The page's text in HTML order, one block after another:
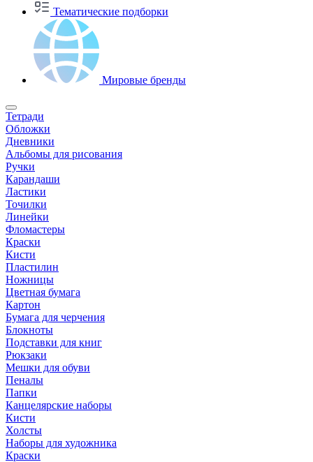
Тематические подборки
Мировые бренды
Тетради
Обложки
Дневники
Альбомы для рисования
Ручки
Карандаши
Ластики
Точилки
Линейки
Фломастеры
Краски
Кисти
Пластилин
Ножницы
Цветная бумага
Картон
Бумага для черчения
Блокноты
Подставки для книг
Рюкзаки
Мешки для обуви
Пеналы
Папки
Канцелярские наборы
Кисти
Холсты
Наборы для художника
Краски